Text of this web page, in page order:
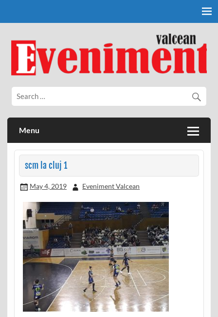
Eveniment Valcean
Menu
scm la cluj 1
May 4, 2019 Eveniment Valcean